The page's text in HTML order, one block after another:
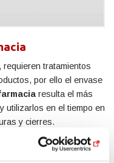
tratamientos
por ello el envase
resulta el más
utilizarlos en el tiempo en
y cierres.